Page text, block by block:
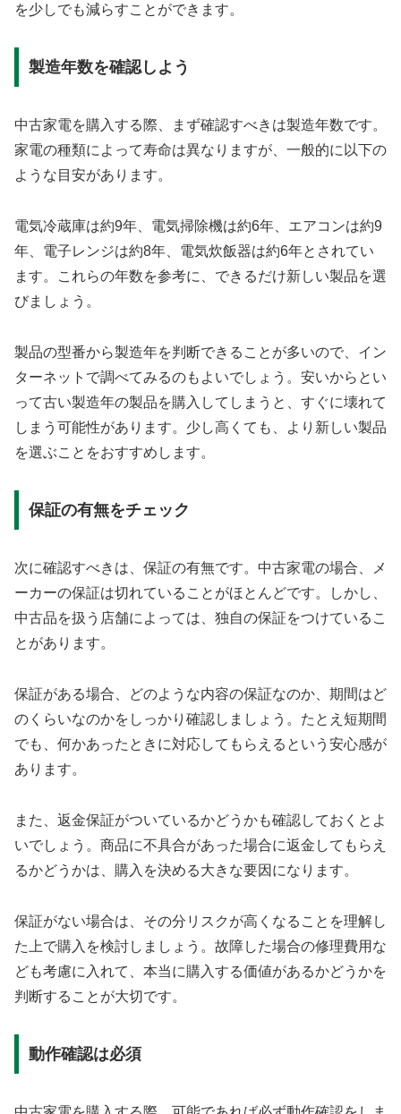
を少しでも減らすことができます。
製造年数を確認しよう
中古家電を購入する際、まず確認すべきは製造年数です。
家電の種類によって寿命は異なりますが、一般的に以下の
ような目安があります。
電気冷蔵庫は約9年、電気掃除機は約6年、エアコンは約9
年、電子レンジは約8年、電気炊飯器は約6年とされてい
ます。これらの年数を参考に、できるだけ新しい製品を選
びましょう。
製品の型番から製造年を判断できることが多いので、イン
ターネットで調べてみるのもよいでしょう。安いからとい
って古い製造年の製品を購入してしまうと、すぐに壊れて
しまう可能性があります。少し高くても、より新しい製品
を選ぶことをおすすめします。
保証の有無をチェック
次に確認すべきは、保証の有無です。中古家電の場合、メ
ーカーの保証は切れていることがほとんどです。しかし、
中古品を扱う店舗によっては、独自の保証をつけているこ
とがあります。
保証がある場合、どのような内容の保証なのか、期間はど
のくらいなのかをしっかり確認しましょう。たとえ短期間
でも、何かあったときに対応してもらえるという安心感が
あります。
また、返金保証がついているかどうかも確認しておくとよ
いでしょう。商品に不具合があった場合に返金してもらえ
るかどうかは、購入を決める大きな要因になります。
保証がない場合は、その分リスクが高くなることを理解し
た上で購入を検討しましょう。故障した場合の修理費用な
ども考慮に入れて、本当に購入する価値があるかどうかを
判断することが大切です。
動作確認は必須